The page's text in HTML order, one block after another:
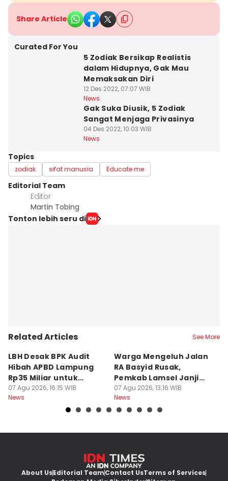
Share Article
Curated For You
5 Zodiak Bersikap Realistis
dalam Hidupnya, Gak Mau
Memaksakan Diri
12 Des 2022, 07:07 WIB
News
Gak Suka Diusik, 5 Zodiak
Sangat Menjaga Privasinya
04 Des 2022, 10:03 WIB
News
Topics
zodiak sifat manusia Educate me
Editorial Team
Editor
Martin Tobing
Tonton lebih seru di
Related Articles See More
LBH Desak BPK Audit
Hibah APBD Lampung
Rp35 Miliar untuk
Kejaksaan
07 Agu 2026, 16:15 WIB
News
Warga Mengeluh Jalan
RA Basyid Rusak,
Pemkab Lamsel Janji
Segera Perbaiki
07 Agu 2026, 13:16 WIB
News
About UsEditorial TeamContact UsTerms of Services